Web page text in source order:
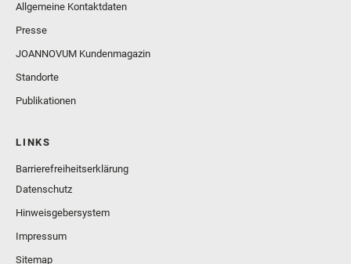
Allgemeine Kontaktdaten
Presse
JOANNOVUM Kundenmagazin
Standorte
Publikationen
LINKS
Barrierefreiheitserklärung
Datenschutz
Hinweisgebersystem
Impressum
Sitemap